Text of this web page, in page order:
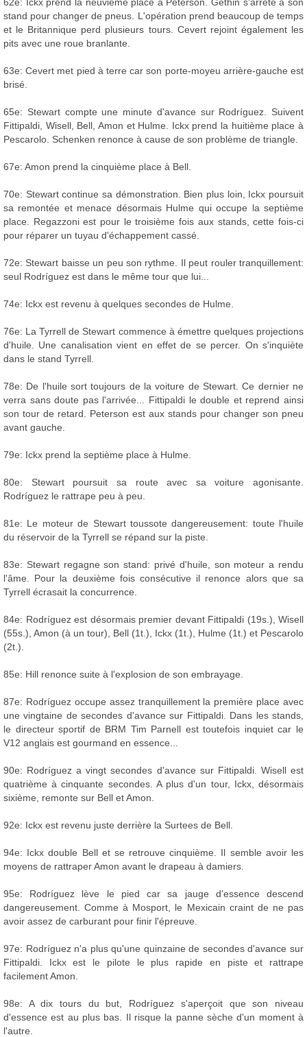
stand pour changer de pneus. L'opération prend beaucoup de temps
et le Britannique perd plusieurs tours. Cevert rejoint également les
pits avec une roue branlante.
63e: Cevert met pied à terre car son porte-moyeu arrière-gauche est
brisé.
65e: Stewart compte une minute d'avance sur Rodríguez. Suivent
Fittipaldi, Wisell, Bell, Amon et Hulme. Ickx prend la huitième place à
Pescarolo. Schenken renonce à cause de son problème de triangle.
67e: Amon prend la cinquième place à Bell.
70e: Stewart continue sa démonstration. Bien plus loin, Ickx poursuit
sa remontée et menace désormais Hulme qui occupe la septième
place. Regazzoni est pour le troisième fois aux stands, cette fois-ci
pour réparer un tuyau d'échappement cassé.
72e: Stewart baisse un peu son rythme. Il peut rouler tranquillement:
seul Rodríguez est dans le même tour que lui...
74e: Ickx est revenu à quelques secondes de Hulme.
76e: La Tyrrell de Stewart commence à émettre quelques projections
d'huile. Une canalisation vient en effet de se percer. On s'inquiète
dans le stand Tyrrell.
78e: De l'huile sort toujours de la voiture de Stewart. Ce dernier ne
verra sans doute pas l'arrivée... Fittipaldi le double et reprend ainsi
son tour de retard. Peterson est aux stands pour changer son pneu
avant gauche.
79e: Ickx prend la septième place à Hulme.
80e: Stewart poursuit sa route avec sa voiture agonisante.
Rodríguez le rattrape peu à peu.
81e: Le moteur de Stewart toussote dangereusement: toute l'huile
du réservoir de la Tyrrell se répand sur la piste.
83e: Stewart regagne son stand: privé d'huile, son moteur a rendu
l'âme. Pour la deuxième fois consécutive il renonce alors que sa
Tyrrell écrasait la concurrence.
84e: Rodríguez est désormais premier devant Fittipaldi (19s.), Wisell
(55s.), Amon (à un tour), Bell (1t.), Ickx (1t.), Hulme (1t.) et Pescarolo
(2t.).
85e: Hill renonce suite à l'explosion de son embrayage.
87e: Rodríguez occupe assez tranquillement la première place avec
une vingtaine de secondes d'avance sur Fittipaldi. Dans les stands,
le directeur sportif de BRM Tim Parnell est toutefois inquiet car le
V12 anglais est gourmand en essence...
90e: Rodríguez a vingt secondes d'avance sur Fittipaldi. Wisell est
quatrième à cinquante secondes. A plus d'un tour, Ickx, désormais
sixième, remonte sur Bell et Amon.
92e: Ickx est revenu juste derrière la Surtees de Bell.
94e: Ickx double Bell et se retrouve cinquième. Il semble avoir les
moyens de rattraper Amon avant le drapeau à damiers.
95e: Rodríguez lève le pied car sa jauge d'essence descend
dangereusement. Comme à Mosport, le Mexicain craint de ne pas
avoir assez de carburant pour finir l'épreuve.
97e: Rodríguez n'a plus qu'une quinzaine de secondes d'avance sur
Fittipaldi. Ickx est le pilote le plus rapide en piste et rattrape
facilement Amon.
98e: A dix tours du but, Rodríguez s'aperçoit que son niveau
d'essence est au plus bas. Il risque la panne sèche d'un moment à
l'autre.